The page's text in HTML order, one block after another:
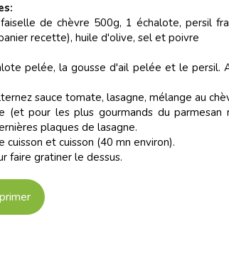
de chèvre 500g, 1 échalote, persil
recette), huile d'olive, sel et poivre
pelée, la gousse d'ail pelée et le persil.
sauce tomate, lasagne, mélange au
(et pour les plus gourmands du
plaques de lasagne.
et cuisson (40 mn environ).
faire gratiner le dessus.